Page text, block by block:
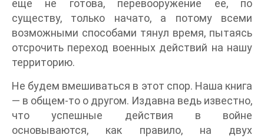
еще не готова, перевооружение ее, по
существу, только начато, а потому всеми
возможными способами тянул время, пытаясь
отсрочить переход военных действий на нашу
территорию.
Не будем вмешиваться в этот спор. Наша книга
— в общем-то о другом. Издавна ведь известно,
что успешные действия в войне
основываются, как правило, на двух